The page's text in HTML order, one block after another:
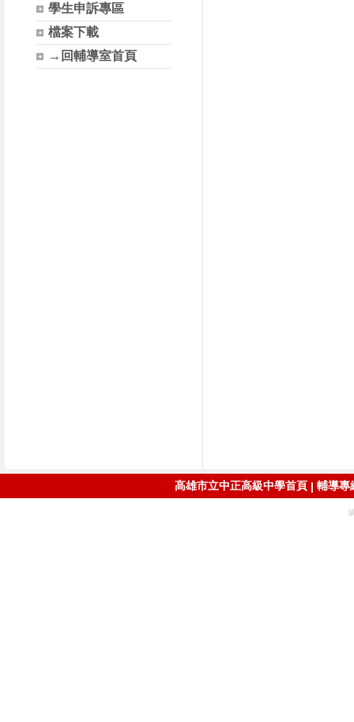
學生申訴專區
檔案下載
→回輔導室首頁
高雄市立中正高級中學首頁 | 輔導專